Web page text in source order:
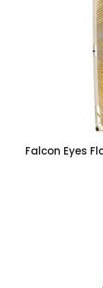
Falcon Eyes